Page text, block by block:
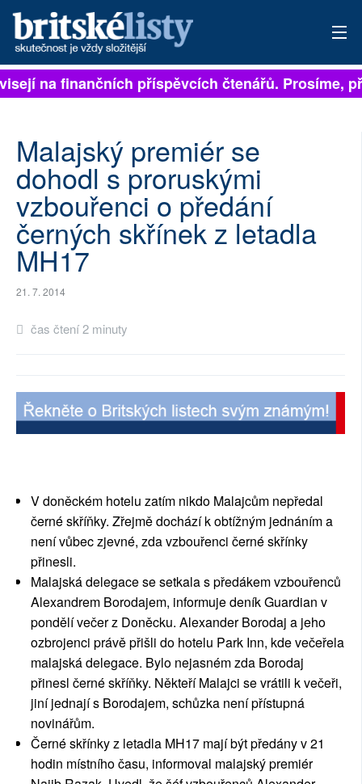
PŘIHLÁSIT
ARCHIV
ROZHOVORY
TÉMATA
NEJČTENĚJŠÍ ZA 7 DNÍ
RUBRIKY
na finančních příspěvcích čtenářů. Prosíme,
Malajský premiér se
dohodl s proruskými
vzbouřenci o předání
černých skřínek z letadla
MH17
21. 7. 2014
čas čtení 2 minuty
V doněckém hotelu zatím nikdo Malajcům nepředal
černé skříňky. Zřejmě dochází k obtížným jednáním a
není vůbec zjevné, zda vzbouřenci černé skřínky
přinesli.
Malajská delegace se setkala s předákem vzbouřenců
Alexandrem Borodajem, informuje deník Guardian v
pondělí večer z Doněcku. Alexander Borodaj a jeho
ozbrojenci právě přišli do hotelu Park Inn, kde večeřela
malajská delegace. Bylo nejasném zda Borodaj
přinesl černé skříňky. Někteří Malajci se vrátili k večeři,
jiní jednají s Borodajem, schůzka není přístupná
novinářům.
Černé skřínky z letadla MH17 mají být předány v 21
hodin místního času, informoval malajský premiér